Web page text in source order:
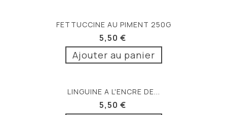
FETTUCCINE AU PIMENT 250G
5,50 €
Ajouter au panier
LINGUINE A L'ENCRE DE...
5,50 €